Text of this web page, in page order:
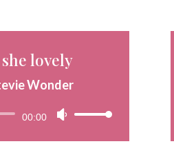
lovely
Wonder
Audiospeler
00:00
Gebruik
Omhoog/Omlaag